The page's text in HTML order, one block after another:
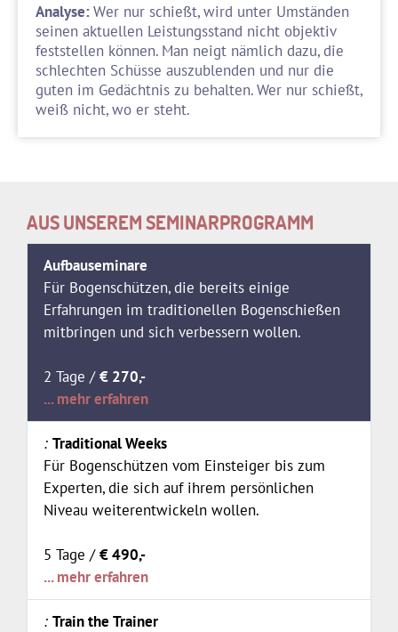
Analyse:Wer nur schießt, wird unter Umständen
seinen aktuellen Leistungsstand nicht objektiv
feststellen können. Man neigt nämlich dazu, die
schlechten Schüsse auszublenden und nur die
guten im Gedächtnis zu behalten. Wer nur schießt,
weiß nicht, wo er steht.
AUS UNSEREM SEMINARPROGRAMM
Aufbauseminare
Für Bogenschützen, die bereits einige
Erfahrungen im traditionellen Bogenschießen
mitbringen und sich verbessern wollen.
2 Tage /€ 270,-
... mehr erfahren
Traditional Weeks
Für Bogenschützen vom Einsteiger bis zum
Experten, die sich auf ihrem persönlichen
Niveau weiterentwickeln wollen.
5 Tage /€ 490,-
... mehr erfahren
Train the Trainer